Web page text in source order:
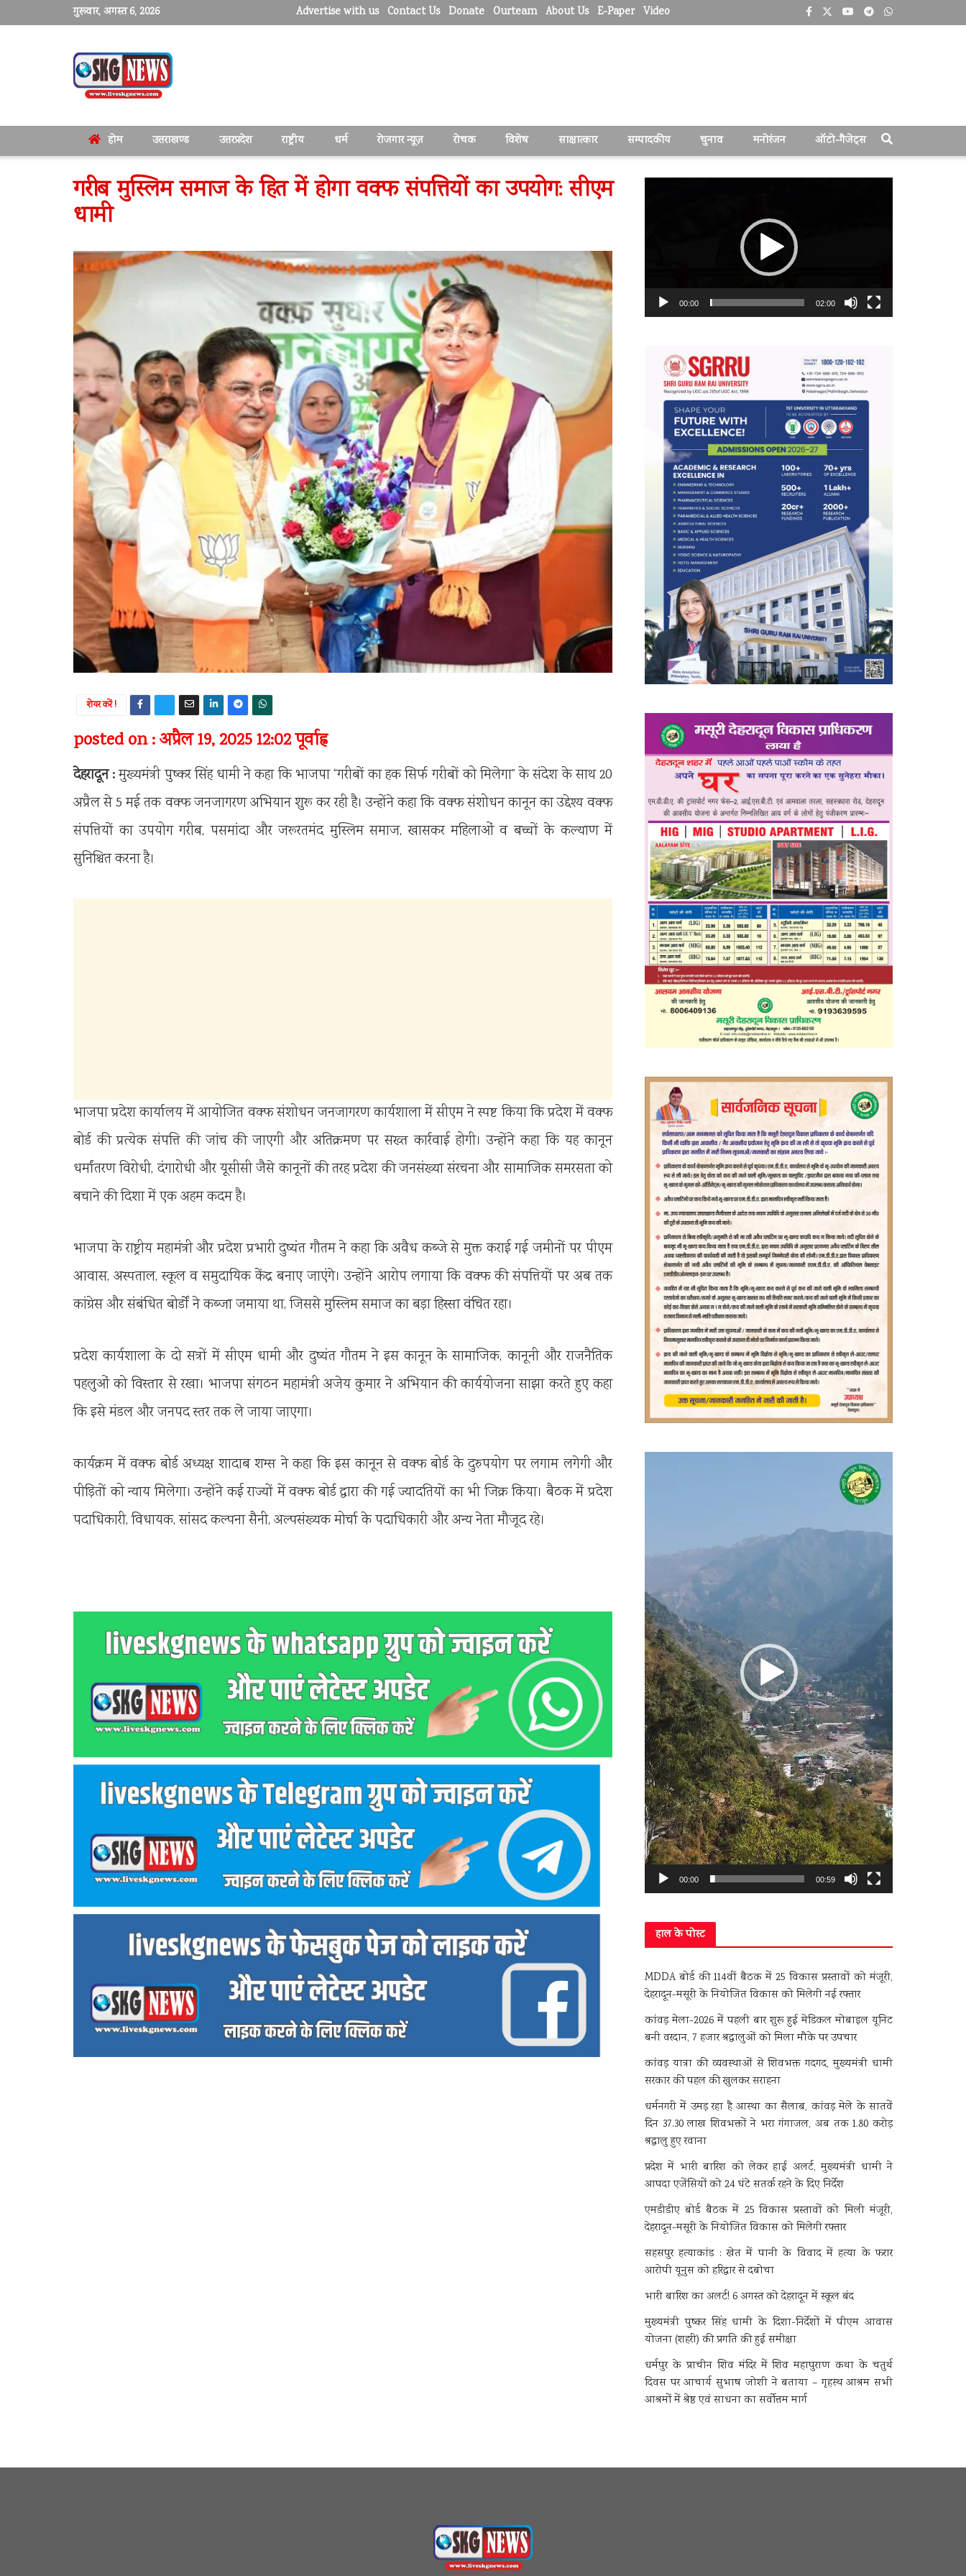
गुरूवार, अगस्त 6, 2026 Advertise with us Contact Us Donate Ourteam About Us E-Paper Video
होम उत्तराखण्ड उत्तरप्रदेश राष्ट्रीय धर्म रोजगार न्यूज़ रोचक विशेष साक्षात्कार सम्पादकीय चुनाव मनोरंजन ऑटो-गैजेट्स
गरीब मुस्लिम समाज के हित में होगा वक्फ संपत्तियों का उपयोग: सीएम
धामी
शेयर करें !
posted on : अप्रैल 19, 2025 12:02 पूर्वाह्न
देहरादून :मुख्यमंत्री पुष्कर सिंह धामी ने कहा कि भाजपा “गरीबों का हक सिर्फ गरीबों को मिलेगा” के संदेश के साथ 20
अप्रैल से 5 मई तक वक्फ जनजागरण अभियान शुरू कर रही है। उन्होंने कहा कि वक्फ संशोधन कानून का उद्देश्य वक्फ
संपत्तियों का उपयोग गरीब, पसमांदा और जरूरतमंद मुस्लिम समाज, खासकर महिलाओं व बच्चों के कल्याण में
सुनिश्चित करना है।
भाजपा प्रदेश कार्यालय में आयोजित वक्फ संशोधन जनजागरण कार्यशाला में सीएम ने स्पष्ट किया कि प्रदेश में वक्फ
बोर्ड की प्रत्येक संपत्ति की जांच की जाएगी और अतिक्रमण पर सख्त कार्रवाई होगी। उन्होंने कहा कि यह कानून
धर्मांतरण विरोधी, दंगारोधी और यूसीसी जैसे कानूनों की तरह प्रदेश की जनसंख्या संरचना और सामाजिक समरसता को
बचाने की दिशा में एक अहम कदम है।
भाजपा के राष्ट्रीय महामंत्री और प्रदेश प्रभारी दुष्यंत गौतम ने कहा कि अवैध कब्जे से मुक्त कराई गई जमीनों पर पीएम
आवास, अस्पताल, स्कूल व समुदायिक केंद्र बनाए जाएंगे। उन्होंने आरोप लगाया कि वक्फ की संपत्तियों पर अब तक
कांग्रेस और संबंधित बोर्डों ने कब्जा जमाया था, जिससे मुस्लिम समाज का बड़ा हिस्सा वंचित रहा।
प्रदेश कार्यशाला के दो सत्रों में सीएम धामी और दुष्यंत गौतम ने इस कानून के सामाजिक, कानूनी और राजनैतिक
पहलुओं को विस्तार से रखा। भाजपा संगठन महामंत्री अजेय कुमार ने अभियान की कार्ययोजना साझा करते हुए कहा
कि इसे मंडल और जनपद स्तर तक ले जाया जाएगा।
कार्यक्रम में वक्फ बोर्ड अध्यक्ष शादाब शम्स ने कहा कि इस कानून से वक्फ बोर्ड के दुरुपयोग पर लगाम लगेगी और
पीड़ितों को न्याय मिलेगा। उन्होंने कई राज्यों में वक्फ बोर्ड द्वारा की गई ज्यादतियों का भी जिक्र किया। बैठक में प्रदेश
पदाधिकारी, विधायक, सांसद कल्पना सैनी, अल्पसंख्यक मोर्चा के पदाधिकारी और अन्य नेता मौजूद रहे।
00:00 02:00
00:00 00:59
हाल के पोस्ट
MDDA बोर्ड की 114वीं बैठक में 25 विकास प्रस्तावों को मंजूरी,
देहरादून-मसूरी के नियोजित विकास को मिलेगी नई रफ्तार
कांवड़ मेला-2026 में पहली बार शुरू हुई मेडिकल मोबाइल यूनिट
बनी वरदान, 7 हजार श्रद्धालुओं को मिला मौके पर उपचार
कांवड़ यात्रा की व्यवस्थाओं से शिवभक्त गदगद, मुख्यमंत्री धामी
सरकार की पहल की खुलकर सराहना
धर्मनगरी में उमड़ रहा है आस्था का सैलाब, कांवड़ मेले के सातवें
दिन 37.30 लाख शिवभक्तों ने भरा गंगाजल, अब तक 1.80 करोड़
श्रद्धालु हुए रवाना
प्रदेश में भारी बारिश को लेकर हाई अलर्ट, मुख्यमंत्री धामी ने
आपदा एजेंसियों को 24 घंटे सतर्क रहने के दिए निर्देश
एमडीडीए बोर्ड बैठक में 25 विकास प्रस्तावों को मिली मंजूरी,
देहरादून-मसूरी के नियोजित विकास को मिलेगी रफ्तार
सहसपुर हत्याकांड : खेत में पानी के विवाद में हत्या के फरार
आरोपी यूनुस को हरिद्वार से दबोचा
भारी बारिश का अलर्ट! 6 अगस्त को देहरादून में स्कूल बंद
मुख्यमंत्री पुष्कर सिंह धामी के दिशा-निर्देशों में पीएम आवास
योजना (शहरी) की प्रगति की हुई समीक्षा
धर्मपुर के प्राचीन शिव मंदिर में शिव महापुराण कथा के चतुर्थ
दिवस पर आचार्य सुभाष जोशी ने बताया – गृहस्थ आश्रम सभी
आश्रमों में श्रेष्ठ एवं साधना का सर्वोत्तम मार्ग